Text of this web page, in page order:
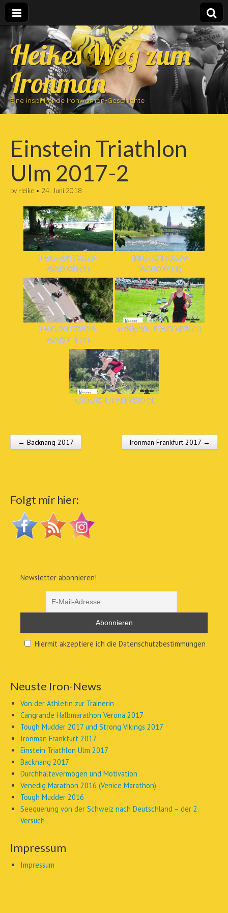
Heikes Weg zum
Ironman
Eine inspirirende Ironwoman-Geschichte
Einstein Triathlon
Ulm 2017-2
by Heike • 24. Juni 2018
IMG-20170528-
WA0000 (1)
IMG-20170529-
WA0002 (1)
IMG-20170528-
WA0011 (1)
rt20x30-UTAG0435 (1)
rt20x30-UTAB0320 (1)
Post navigation
← Backnang 2017 Ironman Frankfurt 2017 →
Folgt mir hier:
Newsletter abonnieren!
Hiermit akzeptiere ich die Datenschutzbestimmungen
Neuste Iron-News
Von der Athletin zur Trainerin
Cangrande Halbmarathon Verona 2017
Tough Mudder 2017 und Strong Vikings 2017
Ironman Frankfurt 2017
Einstein Triathlon Ulm 2017
Backnang 2017
Durchhaltevermögen und Motivation
Venedig Marathon 2016 (Venice Marathon)
Tough Mudder 2016
Seequerung von der Schweiz nach Deutschland – der 2.
Versuch
Impressum
Impressum